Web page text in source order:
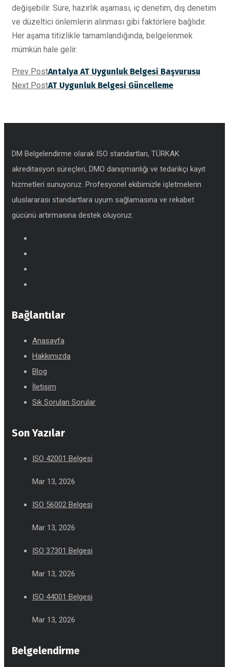
değişebilir. Süre, hazırlık aşaması, iç denetim, dış denetim
ve düzeltici önlemlerin alınması gibi faktörlere bağlıdır.
Her aşama titizlikle tamamlandığında, belgelenmek
mümkün hale gelir.
Prev PostAntalya AT Uygunluk Belgesi Başvurusu
Next PostAT Uygunluk Belgesi Güncelleme
DM Belgelendirme olarak ISO standartları, TÜRKAK
akreditasyon süreçleri, DMO danışmanlığı ve tedarikçi kayıt
hizmetleri sunuyoruz. Profesyonel ekibimizle işletmelerin
uluslararası standartlara uyum sağlamasına ve rekabet
gücünü artırmasına destek oluyoruz.
Bağlantılar
Anasayfa
Hakkımızda
Blog
İletişim
Sık Sorulan Sorular
Son Yazılar
ISO 42001 Belgesi
Mar 13, 2026
ISO 56002 Belgesi
Mar 13, 2026
ISO 37301 Belgesi
Mar 13, 2026
ISO 44001 Belgesi
Mar 13, 2026
Belgelendirme